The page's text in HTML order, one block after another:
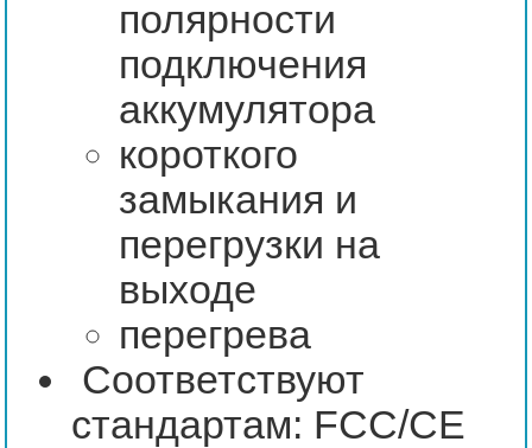
полярности
подключения
аккумулятора
короткого
замыкания и
перегрузки на
выходе
перегрева
Соответствуют
стандартам: FCC/CE